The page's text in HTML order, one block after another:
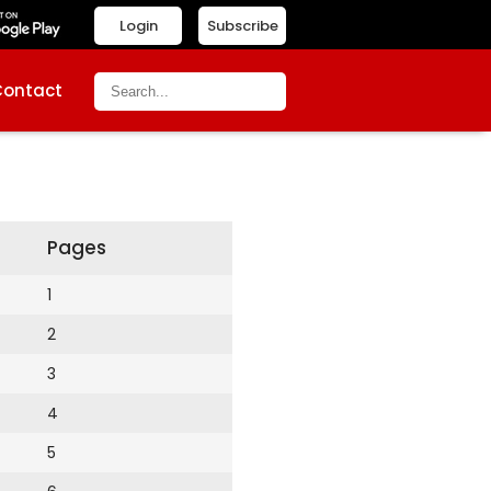
Subscribe
Login
Pages
1
2
3
4
5